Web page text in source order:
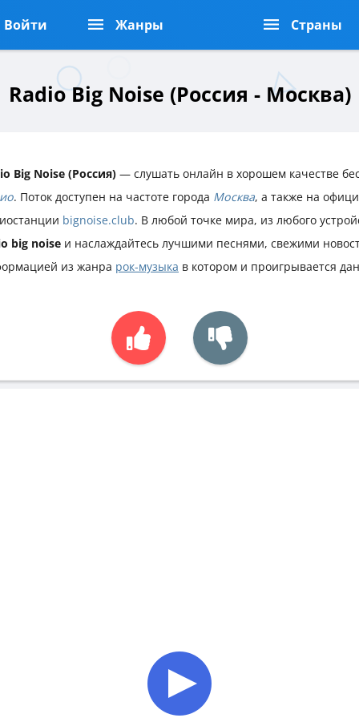
Войти Жанры Страны
Radio Big Noise (Россия - Москва)
Big Noise (Россия) — слушать онлайн в хорошем качестве
. Поток доступен на частоте города Москва, а также на
bignoise.club. В любой точке мира, из любого
big noise и наслаждайтесь лучшими песнями, свежими
из жанра рок-музыка в котором и проигрывается